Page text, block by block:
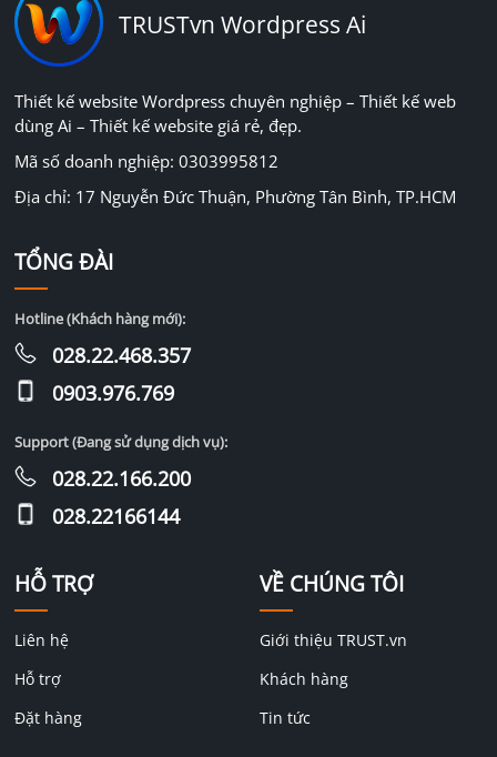
TRUSTvn Wordpress Ai
Thiết kế website Wordpress chuyên nghiệp – Thiết kế web
dùng Ai – Thiết kế website giá rẻ, đẹp.
Mã số doanh nghiệp: 0303995812
Địa chỉ: 17 Nguyễn Đức Thuận, Phường Tân Bình, TP.HCM
HỖ TRỢ
Liên hệ
Hỗ trợ
Đặt hàng
VỀ CHÚNG TÔI
Giới thiệu TRUST.vn
Khách hàng
Tin tức
TỔNG ĐÀI
Hotline (Khách hàng mới):
028.22.468.357
0903.976.769
Support (Đang sử dụng dịch vụ):
028.22.166.200
028.22166144